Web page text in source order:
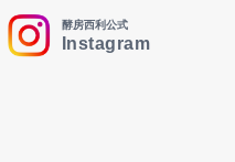
酵房西利公式
Instagram